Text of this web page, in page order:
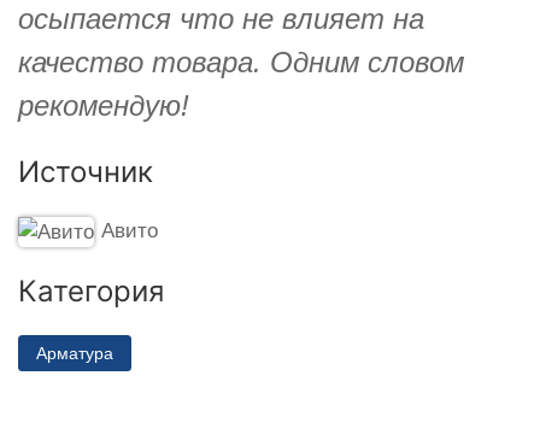
осыпается что не влияет на
качество товара. Одним словом
рекомендую!
Источник
Авито
Категория
Арматура